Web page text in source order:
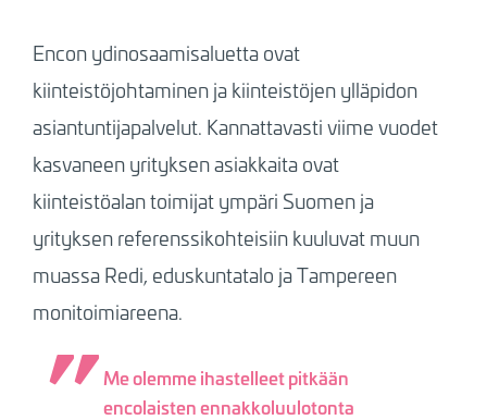
Encon ydinosaamisaluetta ovat
kiinteistöjohtaminen ja kiinteistöjen ylläpidon
asiantuntijapalvelut. Kannattavasti viime vuodet
kasvaneen yrityksen asiakkaita ovat
kiinteistöalan toimijat ympäri Suomen ja
yrityksen referenssikohteisiin kuuluvat muun
muassa Redi, eduskuntatalo ja Tampereen
monitoimiareena.
Me olemme ihastelleet pitkään
encolaisten ennakkoluulotonta